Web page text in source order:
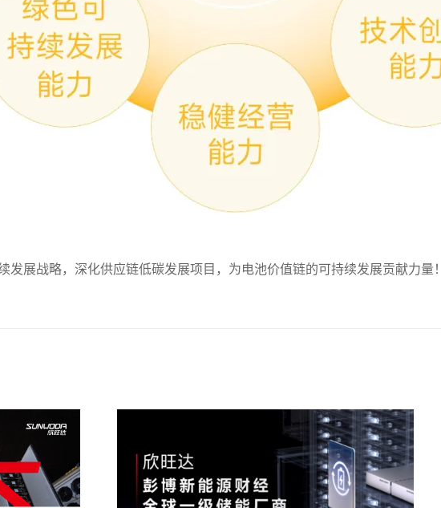
发展战略，深化供应链低碳发展项目，为电池价值链的可持续发展贡献力量！